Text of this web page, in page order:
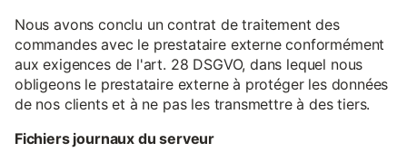
Nous avons conclu un contrat de traitement des
commandes avec le prestataire externe conformément
aux exigences de l'art. 28 DSGVO, dans lequel nous
obligeons le prestataire externe à protéger les données
de nos clients et à ne pas les transmettre à des tiers.
Fichiers journaux du serveur